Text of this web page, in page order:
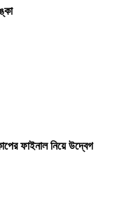
ফাইনাল নিয়ে উদ্বেগ